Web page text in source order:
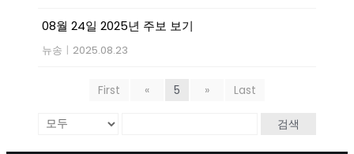
08월 24일 2025년 주보 보기
뉴송 | 2025.08.23
First « 5 » Last
검색